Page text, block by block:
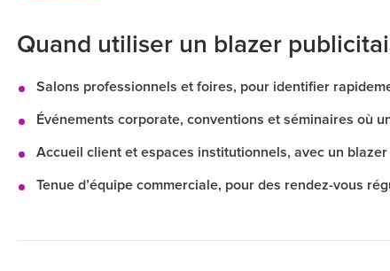
Quand utiliser un blazer
Salons professionnels et foires, pour identifier
Événements corporate, conventions et séminaires où
Accueil client et espaces institutionnels, avec un
Tenue d’équipe commerciale, pour des rendez-vous